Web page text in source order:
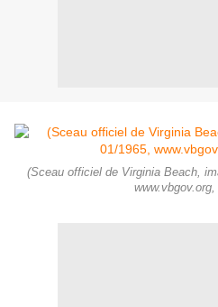
(Sceau officiel de Virginia Beach,